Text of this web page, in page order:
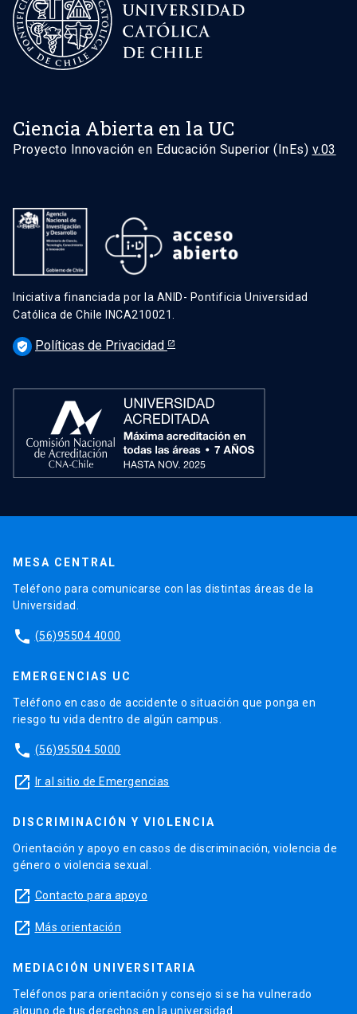
Ciencia Abierta en la UC
Proyecto Innovación en Educación Superior (InEs) v.03
Iniciativa financiada por la ANID- Pontificia Universidad
Católica de Chile INCA210021.
verified_user Políticas de Privacidad
MESA CENTRAL
Teléfono para comunicarse con las distintas áreas de la
Universidad.
phone (56)95504 4000
EMERGENCIAS UC
Teléfono en caso de accidente o situación que ponga en
riesgo tu vida dentro de algún campus.
phone (56)95504 5000
launch Ir al sitio de Emergencias
DISCRIMINACIÓN Y VIOLENCIA
Orientación y apoyo en casos de discriminación, violencia de
género o violencia sexual.
launch Contacto para apoyo
launch Más orientación
MEDIACIÓN UNIVERSITARIA
Teléfonos para orientación y consejo si se ha vulnerado
alguno de tus derechos en la universidad.